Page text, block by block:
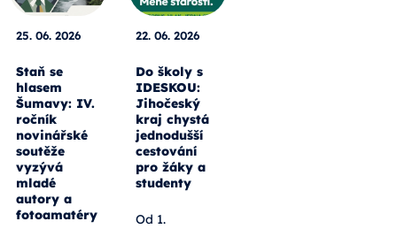
25. 06. 2026
Staň se
hlasem
Šumavy: IV.
ročník
novinářské
soutěže
vyzývá
mladé
autory a
fotoamatéry
22. 06. 2026
Do školy s
IDESKOU:
Jihočeský
kraj chystá
jednodušší
cestování
pro žáky a
studenty
Od 1.